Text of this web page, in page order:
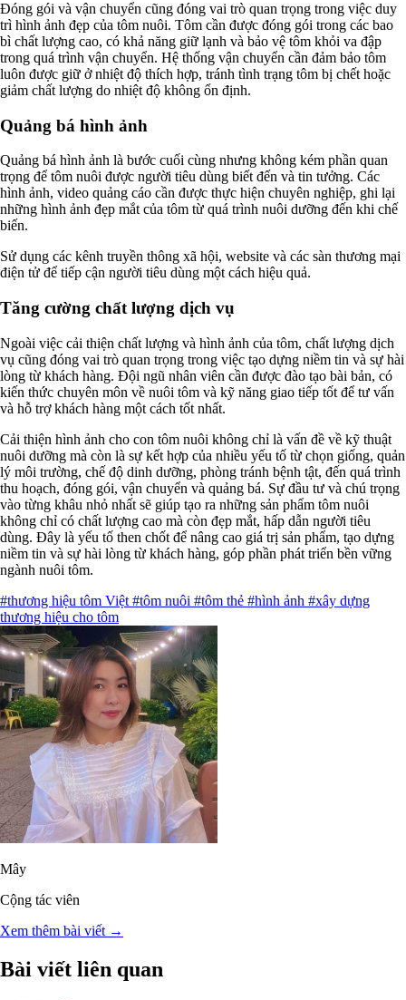
Đóng gói và vận chuyển cũng đóng vai trò quan trọng trong việc duy
trì hình ảnh đẹp của tôm nuôi. Tôm cần được đóng gói trong các bao
bì chất lượng cao, có khả năng giữ lạnh và bảo vệ tôm khỏi va đập
trong quá trình vận chuyển. Hệ thống vận chuyển cần đảm bảo tôm
luôn được giữ ở nhiệt độ thích hợp, tránh tình trạng tôm bị chết hoặc
giảm chất lượng do nhiệt độ không ổn định.
Quảng bá hình ảnh
Quảng bá hình ảnh là bước cuối cùng nhưng không kém phần quan
trọng để tôm nuôi được người tiêu dùng biết đến và tin tưởng. Các
hình ảnh, video quảng cáo cần được thực hiện chuyên nghiệp, ghi lại
những hình ảnh đẹp mắt của tôm từ quá trình nuôi dưỡng đến khi chế
biến.
Sử dụng các kênh truyền thông xã hội, website và các sàn thương mại
điện tử để tiếp cận người tiêu dùng một cách hiệu quả.
Tăng cường chất lượng dịch vụ
Ngoài việc cải thiện chất lượng và hình ảnh của tôm, chất lượng dịch
vụ cũng đóng vai trò quan trọng trong việc tạo dựng niềm tin và sự hài
lòng từ khách hàng. Đội ngũ nhân viên cần được đào tạo bài bản, có
kiến thức chuyên môn về nuôi tôm và kỹ năng giao tiếp tốt để tư vấn
và hỗ trợ khách hàng một cách tốt nhất.
Cải thiện hình ảnh cho con tôm nuôi không chỉ là vấn đề về kỹ thuật
nuôi dưỡng mà còn là sự kết hợp của nhiều yếu tố từ chọn giống, quản
lý môi trường, chế độ dinh dưỡng, phòng tránh bệnh tật, đến quá trình
thu hoạch, đóng gói, vận chuyển và quảng bá. Sự đầu tư và chú trọng
vào từng khâu nhỏ nhất sẽ giúp tạo ra những sản phẩm tôm nuôi
không chỉ có chất lượng cao mà còn đẹp mắt, hấp dẫn người tiêu
dùng. Đây là yếu tố then chốt để nâng cao giá trị sản phẩm, tạo dựng
niềm tin và sự hài lòng từ khách hàng, góp phần phát triển bền vững
ngành nuôi tôm.
#thương hiệu tôm Việt #tôm nuôi #tôm thẻ #hình ảnh #xây dựng
thương hiệu cho tôm
Mây
Cộng tác viên
Xem thêm bài viết →
Bài viết liên quan